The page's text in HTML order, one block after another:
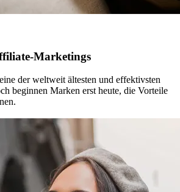
Marketings
der weltweit ältesten und effektivsten
beginnen Marken erst heute, die Vorteile